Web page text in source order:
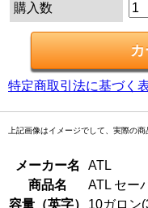
購入数
特定商取引法に基づく
上記画像はイメージでして、実際の
メーカー名
ATL
商品名
ATL セー
容量（英字）
10ガロン